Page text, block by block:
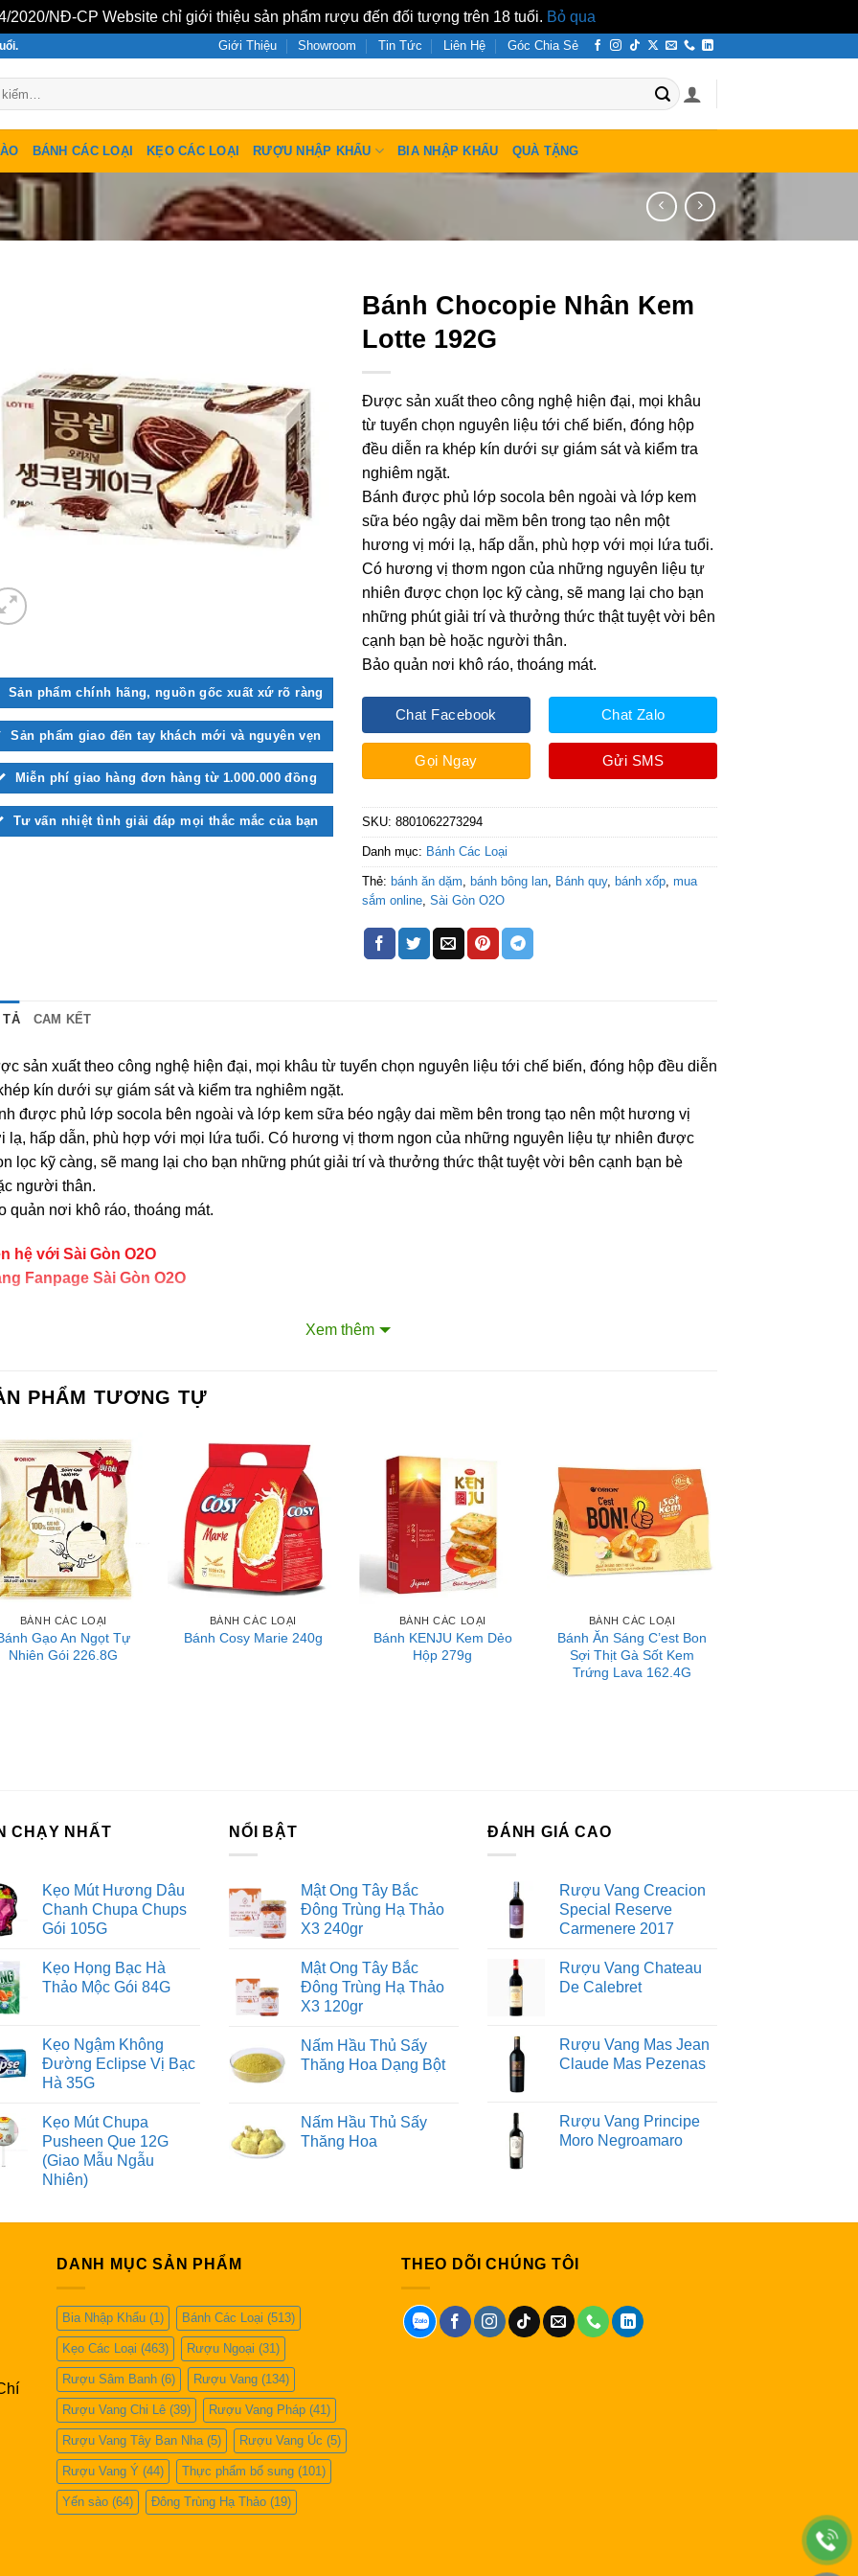
2020/NĐ-CP Website chỉ giới thiệu sản phẩm rượu đến đối tượng trên 18 tuổi. Bỏ qua
Giới Thiệu Showroom Tin Tức Liên Hệ Góc Chia Sẻ
BÁNH CÁC LOẠI KẸO CÁC LOẠI RƯỢU NHẬP KHẨU BIA NHẬP KHẨU QUÀ TẶNG
Sản phẩm chính hãng, nguồn gốc xuất xứ rõ ràng
Sản phẩm giao đến tay khách mới và nguyên vẹn
Miễn phí giao hàng đơn hàng từ 1.000.000 đồng
Tư vấn nhiệt tình giải đáp mọi thắc mắc của bạn
Bánh Chocopie Nhân Kem
Lotte 192G
Được sản xuất theo công nghệ hiện đại, mọi khâu
từ tuyển chọn nguyên liệu tới chế biến, đóng hộp
đều diễn ra khép kín dưới sự giám sát và kiểm tra
nghiêm ngặt.
Bánh được phủ lớp socola bên ngoài và lớp kem
sữa béo ngậy dai mềm bên trong tạo nên một
hương vị mới lạ, hấp dẫn, phù hợp với mọi lứa tuổi.
Có hương vị thơm ngon của những nguyên liệu tự
nhiên được chọn lọc kỹ càng, sẽ mang lại cho bạn
những phút giải trí và thưởng thức thật tuyệt vời bên
cạnh bạn bè hoặc người thân.
Bảo quản nơi khô ráo, thoáng mát.
Chat Facebook
Gọi Ngay
Chat Zalo
Gửi SMS
SKU:8801062273294
Danh mục: Bánh Các Loại
Thẻ: bánh ăn dặm, bánh bông lan, Bánh quy, bánh xốp,mua
sắm online,Sài Gòn O2O
TẢ CAM KẾT
sản xuất theo công nghệ hiện đại, mọi khâu từ tuyển chọn nguyên liệu tới chế biến, đóng hộp đều diễn
kín dưới sự giám sát và kiểm tra nghiêm ngặt.
được phủ lớp socola bên ngoài và lớp kem sữa béo ngậy dai mềm bên trong tạo nên một hương vị
lạ, hấp dẫn, phù hợp với mọi lứa tuổi. Có hương vị thơm ngon của những nguyên liệu tự nhiên được
lọc kỹ càng, sẽ mang lại cho bạn những phút giải trí và thưởng thức thật tuyệt vời bên cạnh bạn bè
người thân.
quản nơi khô ráo, thoáng mát.
hệ với Sài Gòn O2O
Fanpage Sài Gòn O2O
ván sàn
Vụ Đăng Ký Kinh Doanh
Xem thêm
PHẨM TƯƠNG TỰ
BÁNH CÁC LOẠI
Gạo An Ngọt Tự
Nhiên Gói 226.8G
BÁNH CÁC LOẠI
Bánh Cosy Marie 240g
BÁNH CÁC LOẠI
Bánh KENJU Kem Dẻo
Hộp 279g
BÁNH CÁC LOẠI
Bánh Ăn Sáng C’est Bon
Sợi Thịt Gà Sốt Kem
Trứng Lava 162.4G
CHẠY NHẤT
Kẹo Mút Hương Dâu
Chanh Chupa Chups
Gói 105G
Kẹo Họng Bạc Hà
Thảo Mộc Gói 84G
Kẹo Ngậm Không
Đường Eclipse Vị Bạc
Hà 35G
Kẹo Mút Chupa
Pusheen Que 12G
(Giao Mẫu Ngẫu
Nhiên)
NỔI BẬT
Mật Ong Tây Bắc
Đông Trùng Hạ Thảo
X3 240gr
Mật Ong Tây Bắc
Đông Trùng Hạ Thảo
X3 120gr
Nấm Hầu Thủ Sấy
Thăng Hoa Dạng Bột
Nấm Hầu Thủ Sấy
Thăng Hoa
ĐÁNH GIÁ CAO
Rượu Vang Creacion
Special Reserve
Carmenere 2017
Rượu Vang Chateau
De Calebret
Rượu Vang Mas Jean
Claude Mas Pezenas
Rượu Vang Principe
Moro Negroamaro
DANH MỤC SẢN PHẨM
Bia Nhập Khẩu (1) Bánh Các Loại (513)
Kẹo Các Loại (463) Rượu Ngoại (31)
Rượu Sâm Banh (6) Rượu Vang (134)
Rượu Vang Chi Lê (39) Rượu Vang Pháp (41)
Rượu Vang Tây Ban Nha(5) Rượu Vang Úc (5)
Rượu Vang Ý (44) Thực phẩm bổ sung (101)
Yến sào (64) Đông Trùng Hạ Thảo (19)
THEO DÕI CHÚNG TÔI